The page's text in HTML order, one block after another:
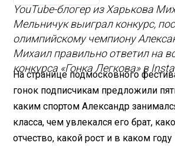
YouTube-блогер из Харькова
Мельничук выиграл конкурс,
олимпийскому чемпиону
Михаил правильно ответил на
конкурса «Гонка Легкова» в
На странице подмосковного
гонок подписчикам предложили
каким спортом Александр
класса, чем увлекался его брат,
отчество, какой рост и в каком